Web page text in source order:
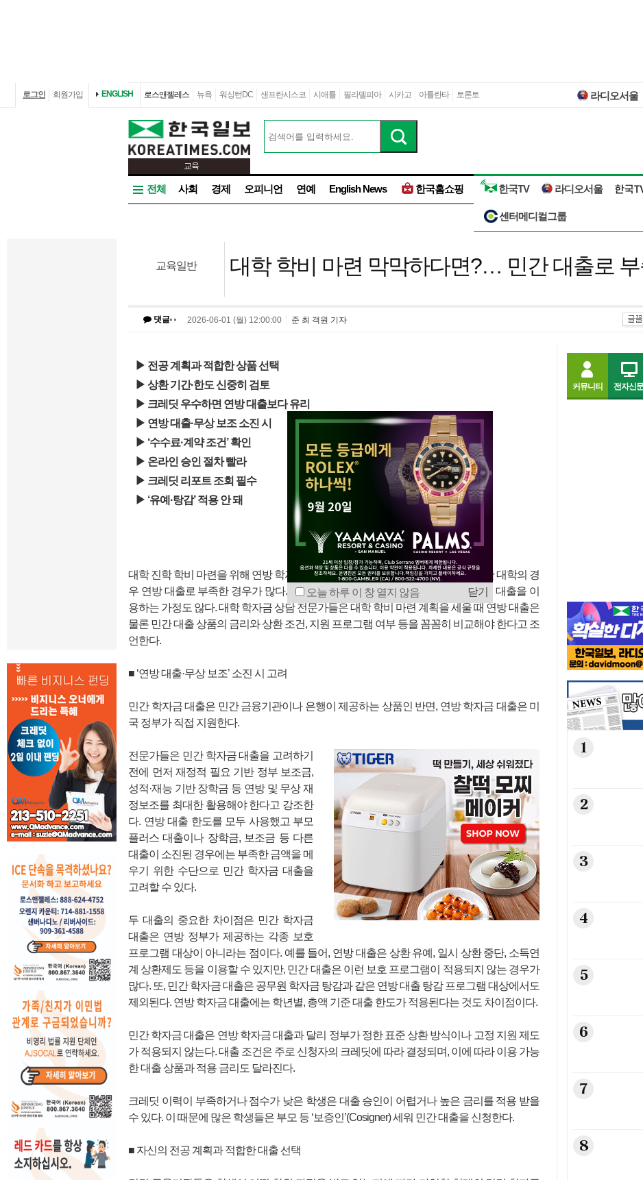
로그인 회원가입 ENGLISH 로스앤젤레스 뉴욕 워싱턴DC 샌프란시스코 시애틀 필라델피아 시카고 아틀란타 토론토 라디오서울
교육
전체 사회 경제 오피니언 연예 English News 한국홈쇼핑 한국TV 라디오서울
센터메디컬그룹
교육일반 대학 학비 마련 막막하다면?… 민간 대출로
댓글 2026-06-01 (월) 12:00:00 준 최 객원 기자 인쇄
▶ 전공 계획과 적합한 상품 선택
▶ 상환 기간·한도 신중히 검토
▶ 크레딧 우수하면 연방 대출보다 유리
▶ 연방 대출·무상 보조 소진 시
▶ ‘수수료·계약 조건’ 확인
▶ 온라인 승인 절차 빨라
▶ 크레딧 리포트 조회 필수
▶ ‘유예·탕감’ 적용 안 돼
대학 진학 학비 마련을 위해 연방 학자금 대출이 주로 사용된다. 그러나 학비가 비싼 대학의 경
우 연방 대출로 부족한 경우가 많다. 이 때 부족한 학비를 메우기 위해 민간 학자금 대출을 이
용하는 가정도 않다. 대학 학자금 상담 전문가들은 대학 학비 마련 계획을 세울 때 연방 대출은
물론 민간 대출 상품의 금리와 상환 조건, 지원 프로그램 여부 등을 꼼꼼히 비교해야 한다고 조
언한다.
■ ‘연방 대출·무상 보조’ 소진 시 고려
민간 학자금 대출은 민간 금융기관이나 은행이 제공하는 상품인 반면, 연방 학자금 대출은 미
국 정부가 직접 지원한다.
전문가들은 민간 학자금 대출을 고려하기
전에 먼저 재정적 필요 기반 정부 보조금,
성적·재능 기반 장학금 등 연방 및 무상 재
정보조를 최대한 활용해야 한다고 강조한
다. 연방 대출 한도를 모두 사용했고 부모
플러스 대출이나 장학금, 보조금 등 다른
대출이 소진된 경우에는 부족한 금액을 메
우기 위한 수단으로 민간 학자금 대출을
고려할 수 있다.
두 대출의 중요한 차이점은 민간 학자금
대출은 연방 정부가 제공하는 각종 보호
프로그램 대상이 아니라는 점이다. 예를 들어, 연방 대출은 상환 유예, 일시 상환 중단, 소득연
계 상환제도 등을 이용할 수 있지만, 민간 대출은 이런 보호 프로그램이 적용되지 않는 경우가
많다. 또, 민간 학자금 대출은 공무원 학자금 탕감과 같은 연방 대출 탕감 프로그램 대상에서도
제외된다. 연방 학자금 대출에는 학년별, 총액 기준 대출 한도가 적용된다는 것도 차이점이다.
민간 학자금 대출은 연방 학자금 대출과 달리 정부가 정한 표준 상환 방식이나 고정 지원 제도
가 적용되지 않는다. 대출 조건은 주로 신청자의 크레딧에 따라 결정되며, 이에 따라 이용 가능
한 대출 상품과 적용 금리도 달라진다.
크레딧 이력이 부족하거나 점수가 낮은 학생은 대출 승인이 어렵거나 높은 금리를 적용 받을
수 있다. 이 때문에 많은 학생들은 부모 등 ‘보증인’(Cosigner) 세워 민간 대출을 신청한다.
■ 자신의 전공 계획과 적합한 대출 선택
커뮤니티 전자신문
1
2
3
4
5
6
7
8
오늘 하루 이 창 열지 않음 닫기